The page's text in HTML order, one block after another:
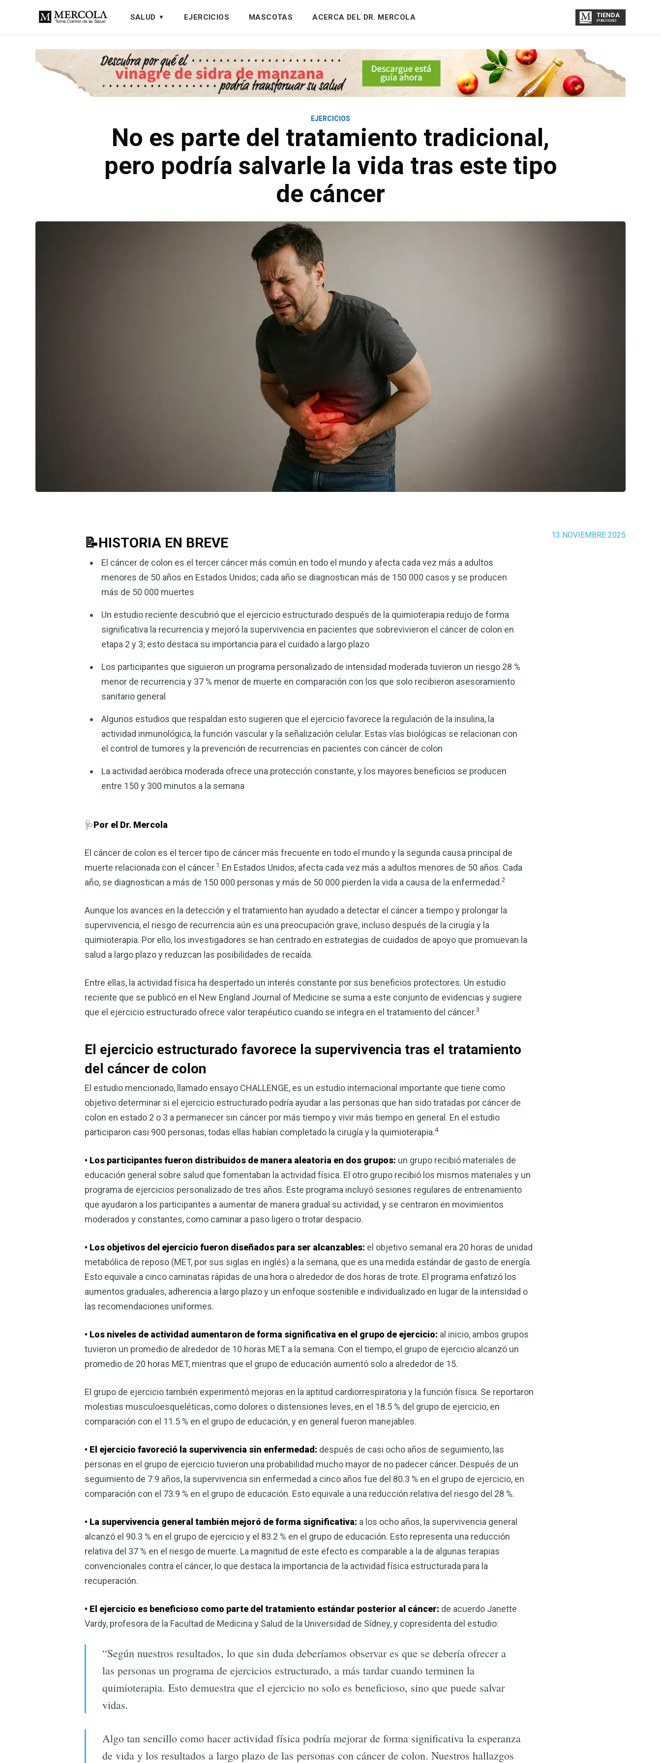
SALUD EJERCICIOS MASCOTAS ACERCA DEL DR. MERCOLA TIENDA
(PUBLICIDAD)
EJERCICIOS
No es parte del tratamiento tradicional,
pero podría salvarle la vida tras este tipo
de cáncer
13 NOVIEMBRE 2025
📝HISTORIA EN BREVE
El cáncer de colon es el tercer cáncer más común en todo el mundo y afecta cada vez más a adultos
menores de 50 años en Estados Unidos; cada año se diagnostican más de 150 000 casos y se producen
más de 50 000 muertes
Un estudio reciente descubrió que el ejercicio estructurado después de la quimioterapia redujo de forma
significativa la recurrencia y mejoró la supervivencia en pacientes que sobrevivieron el cáncer de colon en
etapa 2 y 3; esto destaca su importancia para el cuidado a largo plazo
Los participantes que siguieron un programa personalizado de intensidad moderada tuvieron un riesgo 28 %
menor de recurrencia y 37 % menor de muerte en comparación con los que solo recibieron asesoramiento
sanitario general
Algunos estudios que respaldan esto sugieren que el ejercicio favorece la regulación de la insulina, la
actividad inmunológica, la función vascular y la señalización celular. Estas vías biológicas se relacionan con
el control de tumores y la prevención de recurrencias en pacientes con cáncer de colon
La actividad aeróbica moderada ofrece una protección constante, y los mayores beneficios se producen
entre 150 y 300 minutos a la semana
🩺Por el Dr. Mercola
El cáncer de colon es el tercer tipo de cáncer más frecuente en todo el mundo y la segunda causa principal de
muerte relacionada con el cáncer.1 En Estados Unidos, afecta cada vez más a adultos menores de 50 años. Cada
año, se diagnostican a más de 150 000 personas y más de 50 000 pierden la vida a causa de la enfermedad.2
Aunque los avances en la detección y el tratamiento han ayudado a detectar el cáncer a tiempo y prolongar la
supervivencia, el riesgo de recurrencia aún es una preocupación grave, incluso después de la cirugía y la
quimioterapia. Por ello, los investigadores se han centrado en estrategias de cuidados de apoyo que promuevan la
salud a largo plazo y reduzcan las posibilidades de recaída.
Entre ellas, la actividad física ha despertado un interés constante por sus beneficios protectores. Un estudio
reciente que se publicó en el New England Journal of Medicine se suma a este conjunto de evidencias y sugiere
que el ejercicio estructurado ofrece valor terapéutico cuando se integra en el tratamiento del cáncer.3
El ejercicio estructurado favorece la supervivencia tras el tratamiento
del cáncer de colon
El estudio mencionado, llamado ensayo CHALLENGE, es un estudio internacional importante que tiene como
objetivo determinar si el ejercicio estructurado podría ayudar a las personas que han sido tratadas por cáncer de
colon en estado 2 o 3 a permanecer sin cáncer por más tiempo y vivir más tiempo en general. En el estudio
participaron casi 900 personas, todas ellas habían completado la cirugía y la quimioterapia.4
• Los participantes fueron distribuidos de manera aleatoria en dos grupos: un grupo recibió materiales de
educación general sobre salud que fomentaban la actividad física. El otro grupo recibió los mismos materiales y un
programa de ejercicios personalizado de tres años. Este programa incluyó sesiones regulares de entrenamiento
que ayudaron a los participantes a aumentar de manera gradual su actividad, y se centraron en movimientos
moderados y constantes, como caminar a paso ligero o trotar despacio.
• Los objetivos del ejercicio fueron diseñados para ser alcanzables: el objetivo semanal era 20 horas de unidad
metabólica de reposo (MET, por sus siglas en inglés) a la semana, que es una medida estándar de gasto de energía.
Esto equivale a cinco caminatas rápidas de una hora o alrededor de dos horas de trote. El programa enfatizó los
aumentos graduales, adherencia a largo plazo y un enfoque sostenible e individualizado en lugar de la intensidad o
las recomendaciones uniformes.
• Los niveles de actividad aumentaron de forma significativa en el grupo de ejercicio: al inicio, ambos grupos
tuvieron un promedio de alrededor de 10 horas MET a la semana. Con el tiempo, el grupo de ejercicio alcanzó un
promedio de 20 horas MET, mientras que el grupo de educación aumentó solo a alrededor de 15.
El grupo de ejercicio también experimentó mejoras en la aptitud cardiorrespiratoria y la función física. Se reportaron
molestias musculoesqueléticas, como dolores o distensiones leves, en el 18.5 % del grupo de ejercicio, en
comparación con el 11.5 % en el grupo de educación, y en general fueron manejables.
• El ejercicio favoreció la supervivencia sin enfermedad: después de casi ocho años de seguimiento, las
personas en el grupo de ejercicio tuvieron una probabilidad mucho mayor de no padecer cáncer. Después de un
seguimiento de 7.9 años, la supervivencia sin enfermedad a cinco años fue del 80.3 % en el grupo de ejercicio, en
comparación con el 73.9 % en el grupo de educación. Esto equivale a una reducción relativa del riesgo del 28 %.
• La supervivencia general también mejoró de forma significativa: a los ocho años, la supervivencia general
alcanzó el 90.3 % en el grupo de ejercicio y el 83.2 % en el grupo de educación. Esto representa una reducción
relativa del 37 % en el riesgo de muerte. La magnitud de este efecto es comparable a la de algunas terapias
convencionales contra el cáncer, lo que destaca la importancia de la actividad física estructurada para la
recuperación.
• El ejercicio es beneficioso como parte del tratamiento estándar posterior al cáncer: de acuerdo Janette
Vardy, profesora de la Facultad de Medicina y Salud de la Universidad de Sídney, y copresidenta del estudio:
“Según nuestros resultados, lo que sin duda deberíamos observar es que se debería ofrecer a
las personas un programa de ejercicios estructurado, a más tardar cuando terminen la
quimioterapia. Esto demuestra que el ejercicio no solo es beneficioso, sino que puede salvar
vidas.
Algo tan sencillo como hacer actividad física podría mejorar de forma significativa la esperanza
de vida y los resultados a largo plazo de las personas con cáncer de colon. Nuestros hallazgos
mi guía ahora
remedios más versátiles de la naturaleza, ya sea que
quiera mejorar su digestión, reforzar la salud de su
corazón o controlar su peso, el VSM es un gran
complemento para su rutina de salud.
DESCÁRGUELA AHORA